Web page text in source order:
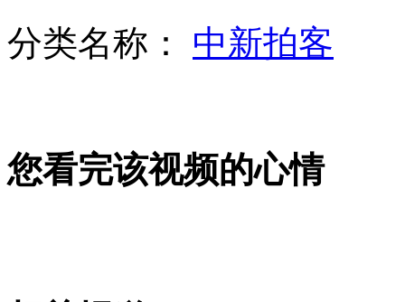
分类名称： 中新拍客
您看完该视频的心情